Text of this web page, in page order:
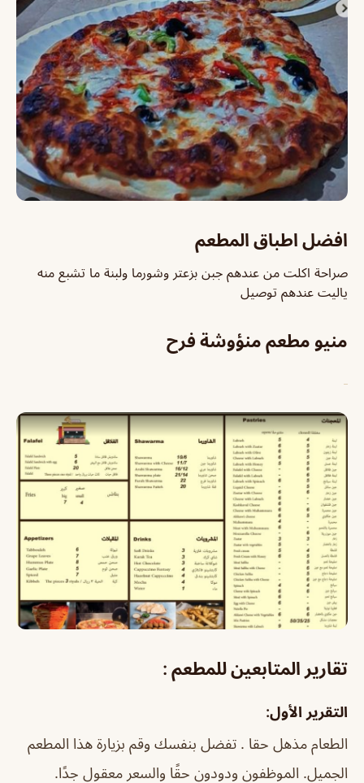
افضل اطباق المطعم
صراحة اكلت من عندهم جبن بزعتر وشورما ولبنة ما تشبع منه
ياليت عندهم توصيل
منيو مطعم منؤوشة فرح
تقارير المتابعين للمطعم :
التقرير الأول:
الطعام مذهل حقا . تفضل بنفسك وقم بزيارة هذا المطعم
الجميل. الموظفون ودودون حقًا والسعر معقول جدًا.